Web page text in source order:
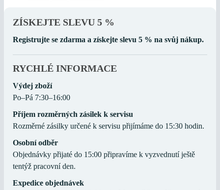
ZÍSKEJTE SLEVU 5 %
Registrujte se zdarma a získejte slevu 5 % na svůj nákup.
RYCHLÉ INFORMACE
Výdej zboží
Po–Pá 7:30–16:00
Příjem rozměrných zásilek k servisu
Rozměrné zásilky určené k servisu přijímáme do 15:30 hodin.
Osobní odběr
Objednávky přijaté do 15:00 připravíme k vyzvednutí ještě
tentýž pracovní den.
Expedice objednávek